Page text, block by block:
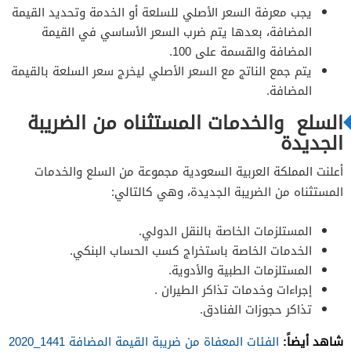
يجب معرفة السعر الأصلي للسلعة أو الخدمة وتحديد القيمة
المضافة، بعدها يتم ضرب السعر الأساسي في القيمة
المضافة والقسمة على 100.
يتم جمع الناتج مع السعر الأصلي ليخرج سعر السلعة بالقيمة
المضافة.
السلع والخدمات المستثناه من الضريبة
الجديدة
أعلنت المملكة العربية السعودية مجموعة من السلع والخدمات
المستثناه من الضريبة الجديدة، وهي كالتالي:
المستلزمات الخاصة بالنقل الدولي.
الخدمات الخاصة باستخراج كسب الحساب البنكي.
المستلزمات الطبية والأدوية.
إجراءات وخدمات تذاكر الطيران .
تذاكر حجوزات الفنادق.
شاهد أيضاً: الفئات المعفاة من ضريبة القيمة المضافة 1441_2020